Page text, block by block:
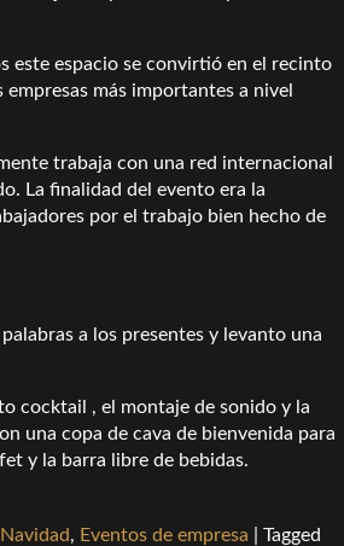
este espacio se convirtió en el recinto
más importantes a nivel
trabaja con una red internacional
La finalidad del evento era la
por el trabajo bien hecho de
a los presentes y levanto una
cocktail , el montaje de sonido y la
una copa de cava de bienvenida para
y la barra libre de bebidas.
, Eventos de empresa
Tagged